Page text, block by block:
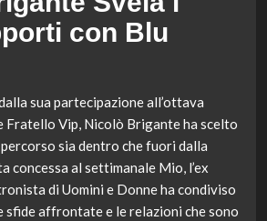
con Blu
sua partecipazione all’ottava
Fratello Vip, Nicolò Brigante ha scelto
sia dentro che fuori dalla
concessa al settimanale Mio, l’ex
di Uomini e Donne ha condiviso
sfide affrontate e le relazioni che sono